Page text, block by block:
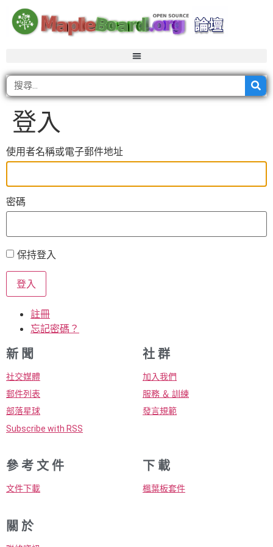
登入
使用者名稱或電子郵件地址
密碼
保持登入
登入
註冊
忘記密碼？
新 聞
社交媒體
郵件列表
部落星球
Subscribe with RSS
社 群
加入我們
服務 ＆ 訓練
發言規範
參 考 文 件
文件下載
下 載
楓葉板套件
關 於